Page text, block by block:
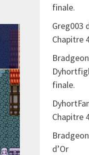
finale.
Greg003
Chapitre
finale.
Chapitre
d’Or